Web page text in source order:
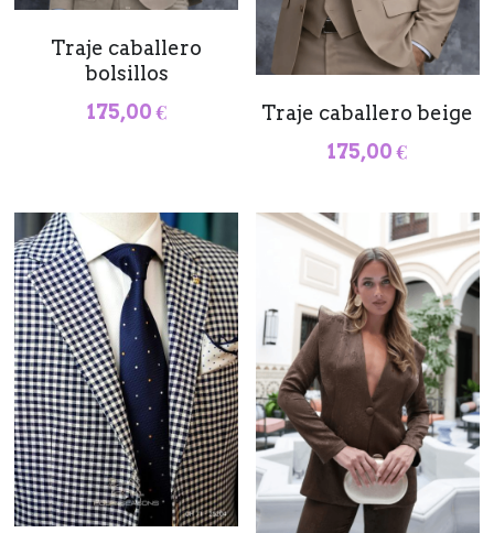
Traje caballero
bolsillos
175,00 €
Traje caballero beige
175,00 €